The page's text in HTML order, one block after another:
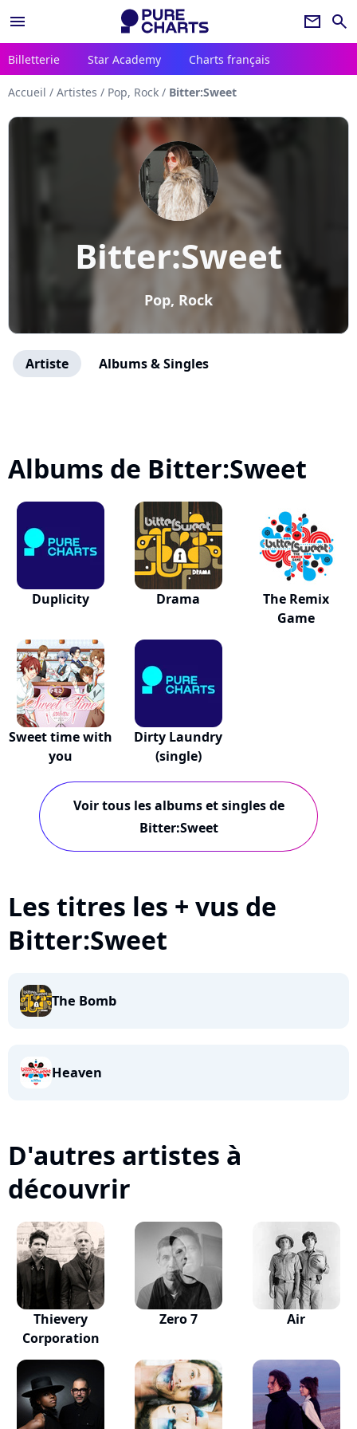
menu newsletter search
Billetterie Star Academy Charts français
Accueil / Artistes / Pop, Rock / Bitter:Sweet
Bitter:Sweet
Pop, Rock
Artiste Albums & Singles
Albums de Bitter:Sweet
Duplicity Drama
The Remix
Game
Sweet time with
you
Dirty Laundry
(single)
Voir tous les albums et singles de
Bitter:Sweet
Les titres les + vus de
Bitter:Sweet
The Bomb
Heaven
D'autres artistes à
découvrir
Thievery
Corporation
Zero 7 Air